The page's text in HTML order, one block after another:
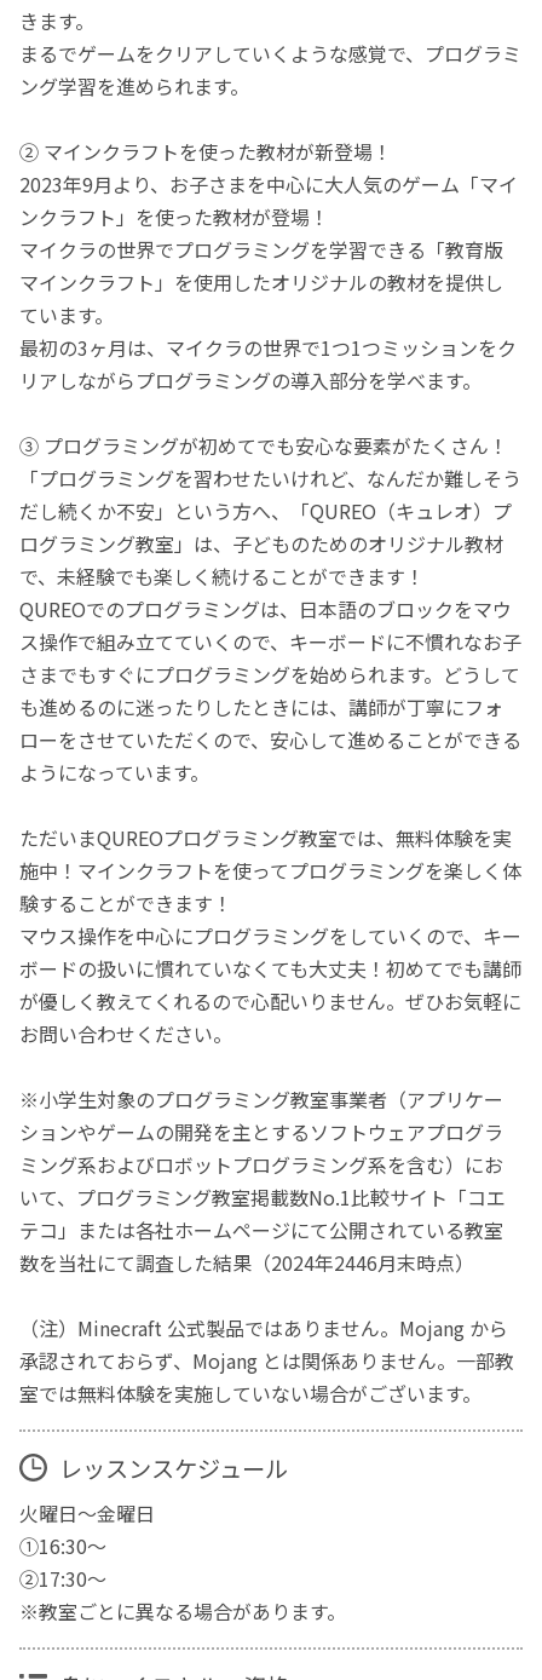
きます。
まるでゲームをクリアしていくような感覚で、プログラミ
ング学習を進められます。
② マインクラフトを使った教材が新登場！
2023年9月より、お子さまを中心に大人気のゲーム「マイ
ンクラフト」を使った教材が登場！
マイクラの世界でプログラミングを学習できる「教育版
マインクラフト」を使用したオリジナルの教材を提供し
ています。
最初の3ヶ月は、マイクラの世界で1つ1つミッションをク
リアしながらプログラミングの導入部分を学べます。
③ プログラミングが初めてでも安心な要素がたくさん！
「プログラミングを習わせたいけれど、なんだか難しそう
だし続くか不安」という方へ、「QUREO（キュレオ）プ
ログラミング教室」は、子どものためのオリジナル教材
で、未経験でも楽しく続けることができます！
QUREOでのプログラミングは、日本語のブロックをマウ
ス操作で組み立てていくので、キーボードに不慣れなお子
さまでもすぐにプログラミングを始められます。どうして
も進めるのに迷ったりしたときには、講師が丁寧にフォ
ローをさせていただくので、安心して進めることができる
ようになっています。
ただいまQUREOプログラミング教室では、無料体験を実
施中！マインクラフトを使ってプログラミングを楽しく体
験することができます！
マウス操作を中心にプログラミングをしていくので、キー
ボードの扱いに慣れていなくても大丈夫！初めてでも講師
が優しく教えてくれるので心配いりません。ぜひお気軽に
お問い合わせください。
※小学生対象のプログラミング教室事業者（アプリケー
ションやゲームの開発を主とするソフトウェアプログラ
ミング系およびロボットプログラミング系を含む）にお
いて、プログラミング教室掲載数No.1比較サイト「コエ
テコ」または各社ホームページにて公開されている教室
数を当社にて調査した結果（2024年2446月末時点）
（注）Minecraft 公式製品ではありません。Mojang から
承認されておらず、Mojang とは関係ありません。一部教
室では無料体験を実施していない場合がございます。
レッスンスケジュール
火曜日～金曜日
①16:30～
②17:30～
※教室ごとに異なる場合があります。